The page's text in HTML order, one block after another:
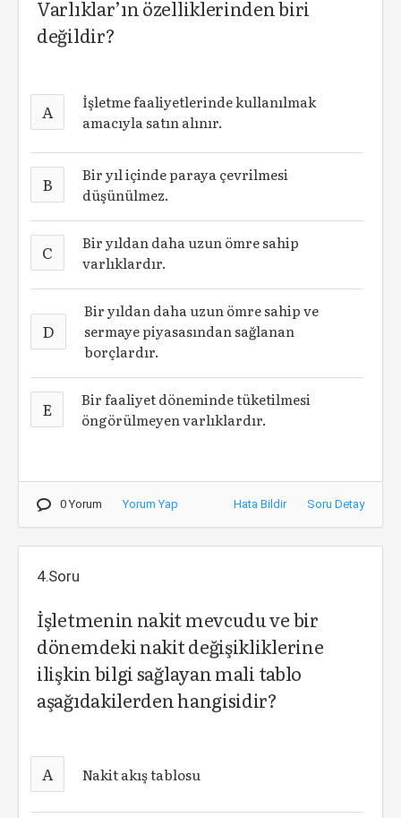
Varlıklar’ın özelliklerinden biri
değildir?
A
İşletme faaliyetlerinde kullanılmak
amacıyla satın alınır.
B
Bir yıl içinde paraya çevrilmesi
düşünülmez.
C
Bir yıldan daha uzun ömre sahip
varlıklardır.
D
Bir yıldan daha uzun ömre sahip ve
sermaye piyasasından sağlanan
borçlardır.
E
Bir faaliyet döneminde tüketilmesi
öngörülmeyen varlıklardır.
0 Yorum Yorum Yap Hata Bildir Soru Detay
4.Soru
İşletmenin nakit mevcudu ve bir
dönemdeki nakit değişikliklerine
ilişkin bilgi sağlayan mali tablo
aşağıdakilerden hangisidir?
A Nakit akış tablosu